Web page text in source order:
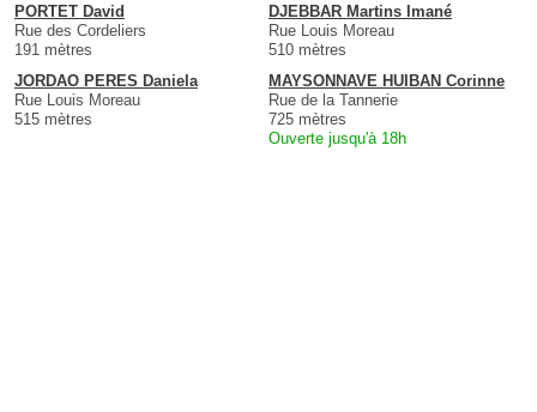
PORTET David
Rue des Cordeliers
191 mètres
DJEBBAR Martins Imané
Rue Louis Moreau
510 mètres
JORDAO PERES Daniela
Rue Louis Moreau
515 mètres
MAYSONNAVE HUIBAN Corinne
Rue de la Tannerie
725 mètres
Ouverte jusqu'à 18h